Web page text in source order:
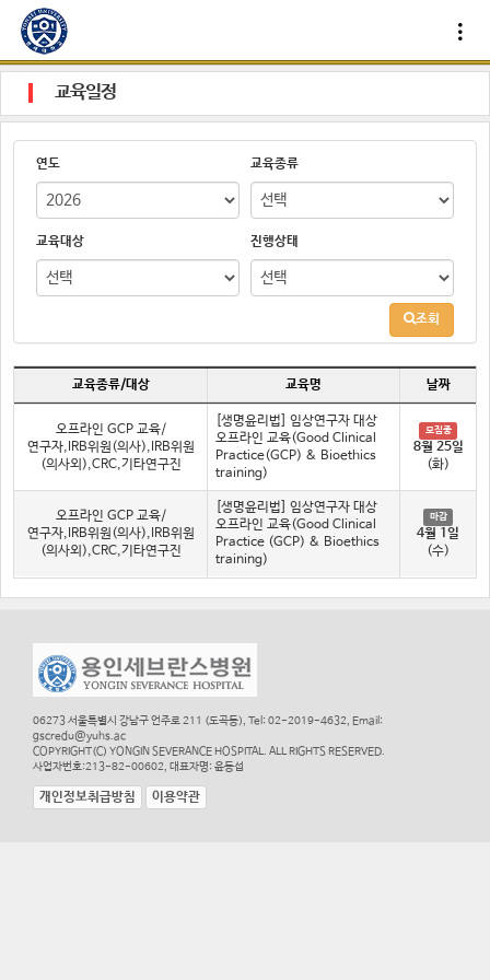
교육일정
연도 교육종류
교육대상 진행상태
조회
교육종류/대상 교육명 날짜
오프라인 GCP 교육/
연구자,IRB위원(의사),IRB위원
(의사외),CRC,기타연구진
[생명윤리법] 임상연구자 대상
오프라인 교육(Good Clinical
Practice(GCP) & Bioethics
training)
모집중
8월 25일
(화)
오프라인 GCP 교육/
연구자,IRB위원(의사),IRB위원
(의사외),CRC,기타연구진
[생명윤리법] 임상연구자 대상
오프라인 교육(Good Clinical
Practice (GCP) & Bioethics
training)
마감
4월 1일
(수)
06273 서울특별시 강남구 언주로 211 (도곡동), Tel: 02-2019-4632, Email:
gscredu@yuhs.ac
COPYRIGHT(C) YONGIN SEVERANCE HOSPITAL. ALL RIGHTS RESERVED.
사업자번호:213-82-00602, 대표자명: 윤동섭
개인정보취급방침 이용약관